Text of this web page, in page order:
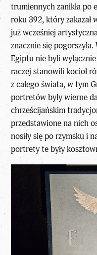
trumiennychzanikła po
roku 392, który zakazał
już wcześniej
znacznie się
Egiptu nie byli
raczej stanowili kocioł
z całego świata, w tym
portretów były wierne
chrześcijańskim
przedstawione na nich
nosiły się po rzymsku i
portrety te były